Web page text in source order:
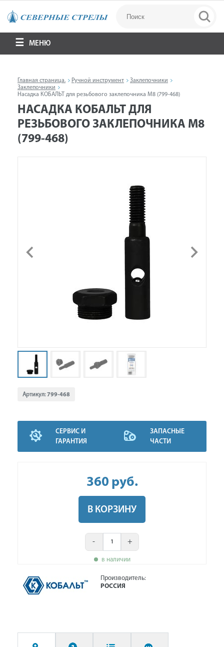
МЕНЮ
Главная страница. Ручной инструмент
Заклепочники
Заклепочники
Насадка КОБАЛЬТ для резьбового заклепочника М8 (799-468)
НАСАДКА КОБАЛЬТ ДЛЯ
РЕЗЬБОВОГО ЗАКЛЕПОЧНИКА М8
(799-468)
Артикул:799-468
СЕРВИС И
ГАРАНТИЯ
ЗАПАСНЫЕ
ЧАСТИ
360 руб.
В КОРЗИНУ
- +
в наличии
Производитель:
РОССИЯ